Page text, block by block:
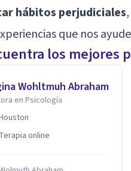
hábitos perjudiciales
que nos
los mejores
Wohltmuh Abraham
en Psicología
Terapia online